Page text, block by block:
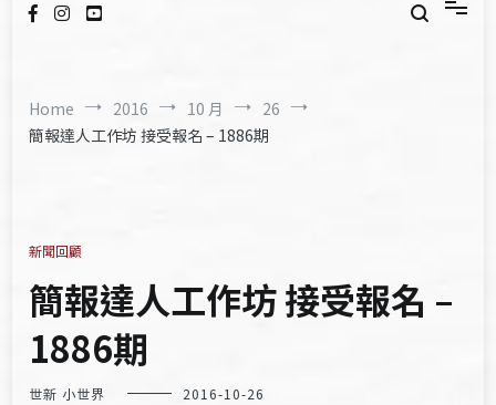
Home 2016 10 月
26
簡報達人工作坊 接受報名 – 1886期
新聞回顧
簡報達人工作坊 接受報名 –
1886期
世新 小世界 2016-10-26